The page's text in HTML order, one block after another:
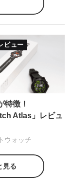
ビュー
特徴！
Atlas」レビュ
ウォッチ
見る